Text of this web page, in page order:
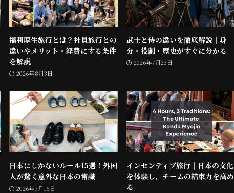
福利厚生旅行とは？社員旅行との
違いやメリット・経費にする条件
を解説
2026年8月3日
武士と侍の違いを徹底解説｜身
分・役割・歴史がすぐに分かる
2026年7月23日
日本にしかないルール15選！外国
人が驚く意外な日本の常識
2026年7月16日
インセンティブ旅行｜日本の文化
を体験し、チームの結束力を高め
る